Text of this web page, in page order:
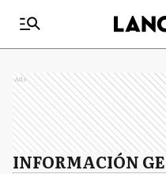
Ads
INFORMACIÓN